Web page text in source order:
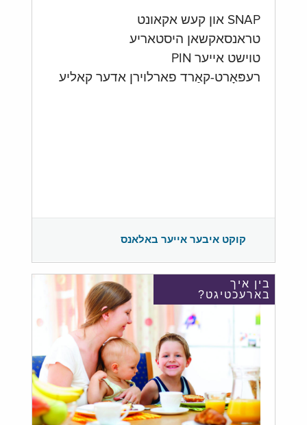
SNAP און קעש אקאונט
טראנסאקשאן היסטאריע
טוישט אייער PIN
רעפּאָרט-קאַרד פארלוירן אדער קאליע
קוקט איבער אייער באלאנס
בין איך
בארעכטיגט?